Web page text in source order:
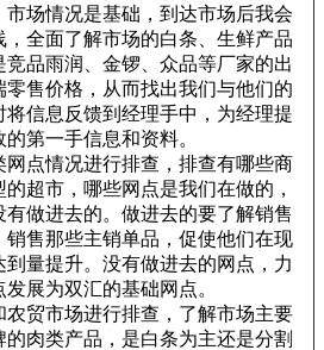
场情况是基础，到达市场后我会
，全面了解市场的白条、生鲜产品
竞品雨润、金锣、众品等厂家的出
零售价格，从而找出我们与他们的
将信息反馈到经理手中，为经理提
第一手信息和资料。
点情况进行排查，排查有哪些商
超市，哪些网点是我们在做的，
有做进去的。做进去的要了解销售
销售那些主销单品，促使他们在现
到量提升。没有做进去的网点，力
展为双汇的基础网点。
贸市场进行排查，了解市场主要
的肉类产品，是白条为主还是分割